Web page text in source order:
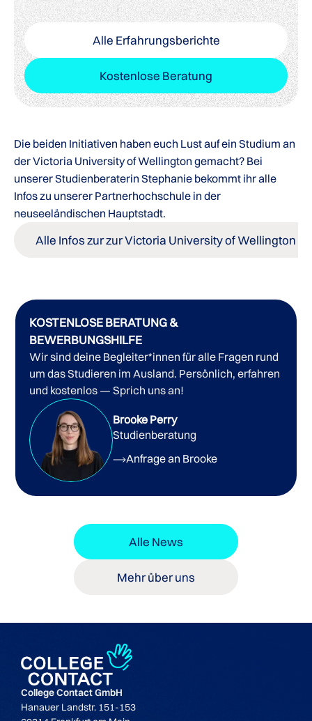
Alle Erfahrungsberichte
Kostenlose Beratung
Die beiden Initiativen haben euch Lust auf ein Studium an
der Victoria University of Wellington gemacht? Bei
unserer Studienberaterin Stephanie bekommt ihr alle
Infos zu unserer Partnerhochschule in der
neuseeländischen Hauptstadt.
Alle Infos zur zur Victoria University of Wellington
KOSTENLOSE BERATUNG &
BEWERBUNGSHILFE
Wir sind deine Begleiter*innen für alle Fragen rund
um das Studieren im Ausland. Persönlich, erfahren
und kostenlos — Sprich uns an!
Brooke Perry
Studienberatung
Anfrage an Brooke
Alle News
Mehr über uns
College Contact GmbH
Hanauer Landstr. 151-153